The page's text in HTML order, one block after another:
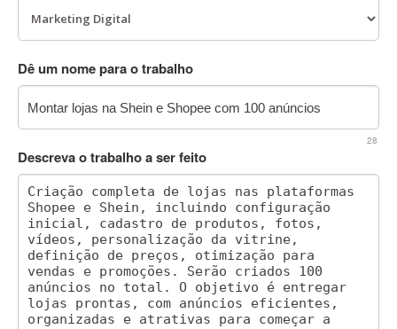
Dê um nome para o trabalho
28
Descreva o trabalho a ser feito